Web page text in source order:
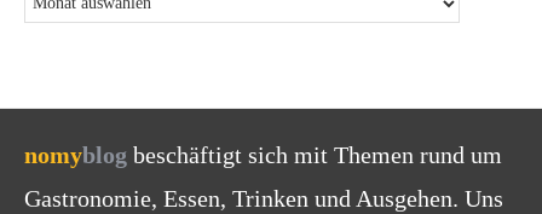
nomyblog beschäftigt sich mit Themen rund um
Gastronomie, Essen, Trinken und Ausgehen. Uns